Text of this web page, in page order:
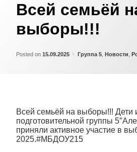
Всей семьёй
выборы!!!
Posted on 15.09.2025 Категории:
Группа 5, Новости,
Всей семьёй на выборы!!! Дети
подготовительной группы
приняли активное участие в
2025.#МБДОУ215